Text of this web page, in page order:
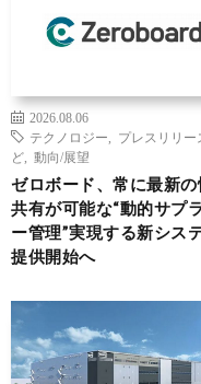
2026.08.06
テクノロジー
プレスリリー
ど
動向/展望
ゼロボード、常に最新の
共有が可能な“動的サプ
ー管理”実現する新シス
提供開始へ